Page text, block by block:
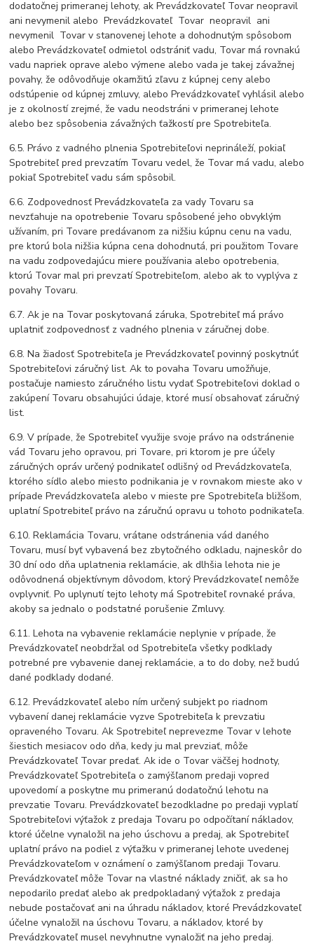
dodatočnej primeranej lehoty, ak Prevádzkovateľ Tovar neopravil
ani nevymenil alebo Prevádzkovateľ Tovar neopravil ani
nevymenil Tovar v stanovenej lehote a dohodnutým spôsobom
alebo Prevádzkovateľ odmietol odstrániť vadu, Tovar má rovnakú
vadu napriek oprave alebo výmene alebo vada je takej závažnej
povahy, že odôvodňuje okamžitú zľavu z kúpnej ceny alebo
odstúpenie od kúpnej zmluvy, alebo Prevádzkovateľ vyhlásil alebo
je z okolností zrejmé, že vadu neodstráni v primeranej lehote
alebo bez spôsobenia závažných ťažkostí pre Spotrebiteľa.
6.5. Právo z vadného plnenia Spotrebiteľovi neprináleží, pokiaľ
Spotrebiteľ pred prevzatím Tovaru vedel, že Tovar má vadu, alebo
pokiaľ Spotrebiteľ vadu sám spôsobil.
6.6. Zodpovednosť Prevádzkovateľa za vady Tovaru sa
nevzťahuje na opotrebenie Tovaru spôsobené jeho obvyklým
užívaním, pri Tovare predávanom za nižšiu kúpnu cenu na vadu,
pre ktorú bola nižšia kúpna cena dohodnutá, pri použitom Tovare
na vadu zodpovedajúcu miere používania alebo opotrebenia,
ktorú Tovar mal pri prevzatí Spotrebiteľom, alebo ak to vyplýva z
povahy Tovaru.
6.7. Ak je na Tovar poskytovaná záruka, Spotrebiteľ má právo
uplatniť zodpovednosť z vadného plnenia v záručnej dobe.
6.8. Na žiadosť Spotrebiteľa je Prevádzkovateľ povinný poskytnúť
Spotrebiteľovi záručný list. Ak to povaha Tovaru umožňuje,
postačuje namiesto záručného listu vydať Spotrebiteľovi doklad o
zakúpení Tovaru obsahujúci údaje, ktoré musí obsahovať záručný
list.
6.9. V prípade, že Spotrebiteľ využije svoje právo na odstránenie
vád Tovaru jeho opravou, pri Tovare, pri ktorom je pre účely
záručných opráv určený podnikateľ odlišný od Prevádzkovateľa,
ktorého sídlo alebo miesto podnikania je v rovnakom mieste ako v
prípade Prevádzkovateľa alebo v mieste pre Spotrebiteľa bližšom,
uplatní Spotrebiteľ právo na záručnú opravu u tohoto podnikateľa.
6.10. Reklamácia Tovaru, vrátane odstránenia vád daného
Tovaru, musí byť vybavená bez zbytočného odkladu, najneskôr do
30 dní odo dňa uplatnenia reklamácie, ak dlhšia lehota nie je
odôvodnená objektívnym dôvodom, ktorý Prevádzkovateľ nemôže
ovplyvniť. Po uplynutí tejto lehoty má Spotrebiteľ rovnaké práva,
akoby sa jednalo o podstatné porušenie Zmluvy.
6.11. Lehota na vybavenie reklamácie neplynie v prípade, že
Prevádzkovateľ neobdržal od Spotrebiteľa všetky podklady
potrebné pre vybavenie danej reklamácie, a to do doby, než budú
dané podklady dodané.
6.12. Prevádzkovateľ alebo ním určený subjekt po riadnom
vybavení danej reklamácie vyzve Spotrebiteľa k prevzatiu
opraveného Tovaru. Ak Spotrebiteľ neprevezme Tovar v lehote
šiestich mesiacov odo dňa, kedy ju mal prevziať, môže
Prevádzkovateľ Tovar predať. Ak ide o Tovar väčšej hodnoty,
Prevádzkovateľ Spotrebiteľa o zamýšľanom predaji vopred
upovedomí a poskytne mu primeranú dodatočnú lehotu na
prevzatie Tovaru. Prevádzkovateľ bezodkladne po predaji vyplatí
Spotrebiteľovi výťažok z predaja Tovaru po odpočítaní nákladov,
ktoré účelne vynaložil na jeho úschovu a predaj, ak Spotrebiteľ
uplatní právo na podiel z výťažku v primeranej lehote uvedenej
Prevádzkovateľom v oznámení o zamýšľanom predaji Tovaru.
Prevádzkovateľ môže Tovar na vlastné náklady zničiť, ak sa ho
nepodarilo predať alebo ak predpokladaný výťažok z predaja
nebude postačovať ani na úhradu nákladov, ktoré Prevádzkovateľ
účelne vynaložil na úschovu Tovaru, a nákladov, ktoré by
Prevádzkovateľ musel nevyhnutne vynaložiť na jeho predaj.